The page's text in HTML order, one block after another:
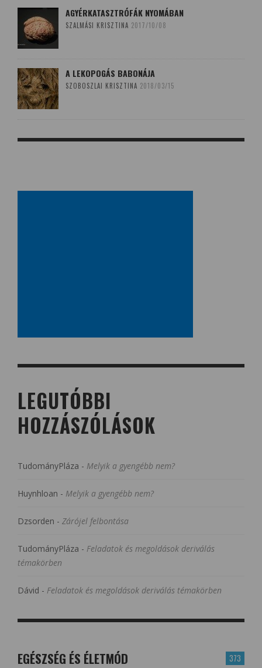
AGYÉRKATASZTRÓFÁK NYOMÁBAN
SZALMÁSI KRISZTINA 2017/10/08
A LEKOPOGÁS BABONÁJA
SZOBOSZLAI KRISZTINA 2018/03/15
LEGUTÓBBI
HOZZÁSZÓLÁSOK
TudományPláza - Melyik a gyengébb nem?
Huynhloan - Melyik a gyengébb nem?
Dzsorden - Zárójel felbontása
TudományPláza - Feladatok és megoldások deriválás
témakörben
Dávid - Feladatok és megoldások deriválás témakörben
373
EGÉSZSÉG ÉS ÉLETMÓD